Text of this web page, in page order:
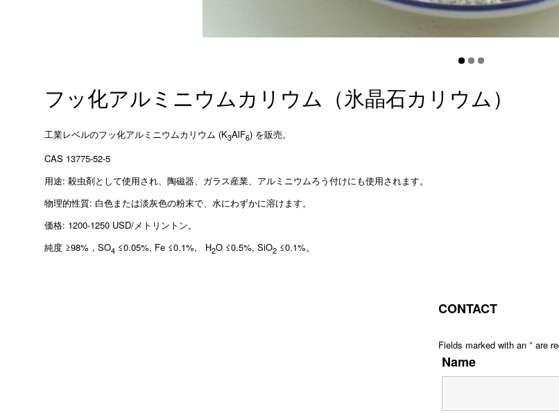
フッ化アルミニウムカリウム（氷晶石カリウム）
工業レベルのフッ化アルミニウムカリウム (K3AlF6) を販売。
CAS 13775-52-5
用途: 殺虫剤として使用され、陶磁器、ガラス産業、アルミニウムろう付けにも使用されます。
物理的性質: 白色または淡灰色の粉末で、水にわずかに溶けます。
価格: 1200-1250 USD/メトリントン。
純度 ≥98%，SO4 ≤0.05%, Fe ≤0.1%, H2O ≤0.5%, SiO2 ≤0.1%。
CONTACT
Fields marked with an * are
Name